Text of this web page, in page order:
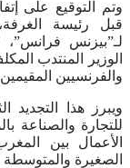
قبل رئيسة
لـ”بيزنس
الوزير المنتدب
والفرنسيين
ويبرز هذا التجديد
للتجارة والصناعة
الأعمال بين
الصغيرة والمتوسطة